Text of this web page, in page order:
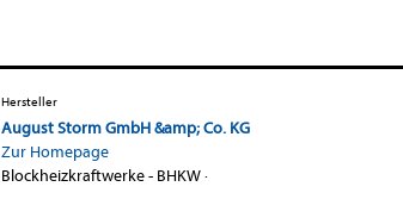
Hersteller
August Storm GmbH &amp; Co. KG
Zur Homepage
Blockheizkraftwerke - BHKW·